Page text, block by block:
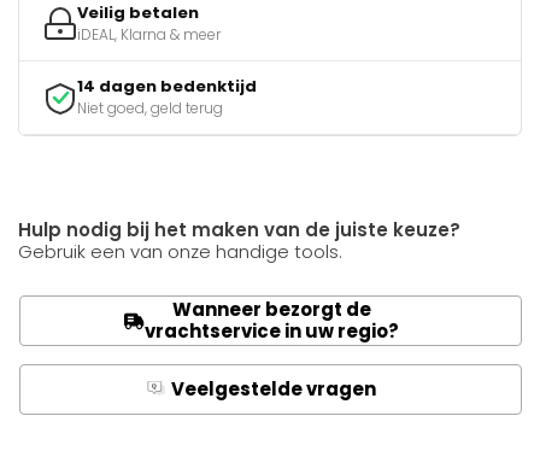
Veilig betalen
iDEAL, Klarna & meer
14 dagen bedenktijd
Niet goed, geld terug
Hulp nodig bij het maken van de juiste keuze?
Gebruik een van onze handige tools.
Wanneer bezorgt de
vrachtservice in uw regio?
Q Veelgestelde vragen